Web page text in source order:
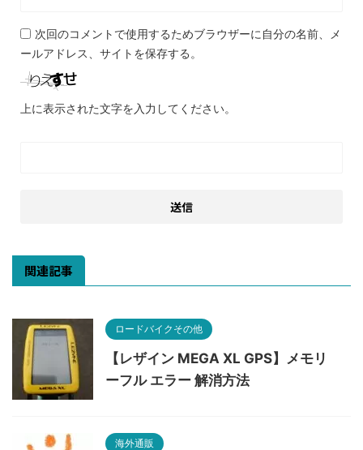
次回のコメントで使用するためブラウザーに自分の名前、メ
ールアドレス、サイトを保存する。
上に表示された文字を入力してください。
関連記事
ロードバイクその他
【レザイン MEGA XL GPS】メモリ
ーフル エラー 解消方法
海外通販